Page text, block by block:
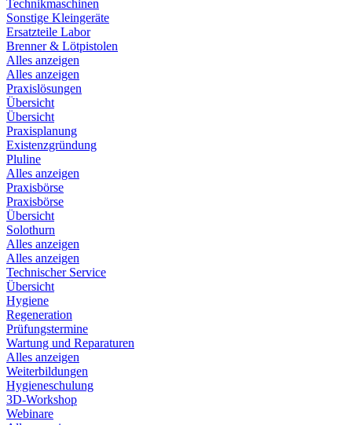
Technikmaschinen
Sonstige Kleingeräte
Ersatzteile Labor
Brenner & Lötpistolen
Alles anzeigen
Alles anzeigen
Praxislösungen
Übersicht
Übersicht
Praxisplanung
Existenzgründung
Pluline
Alles anzeigen
Praxisbörse
Praxisbörse
Übersicht
Solothurn
Alles anzeigen
Alles anzeigen
Technischer Service
Übersicht
Hygiene
Regeneration
Prüfungstermine
Wartung und Reparaturen
Alles anzeigen
Weiterbildungen
Hygieneschulung
3D-Workshop
Webinare